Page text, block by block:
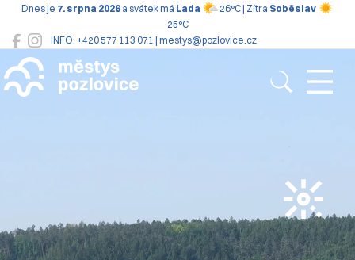
INFO: +420 577 113 071 | mestys@pozlovice.cz
Dnes je 7. srpna 2026 a svátek má Lada 26°C | Zítra Soběslav
25°C
Pozlovice